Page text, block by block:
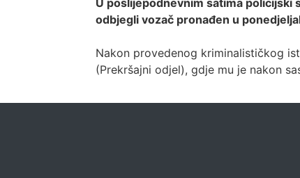
U poslijepodnevnim satima policijski
odbjegli vozač pronađen u
Nakon provedenog kriminalističkog
(Prekršajni odjel), gdje mu je nakon